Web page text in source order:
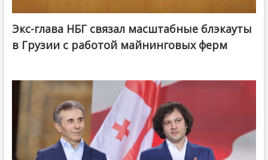
Экс-глава НБГ связал масштабные блэкауты
в Грузии с работой майнинговых ферм